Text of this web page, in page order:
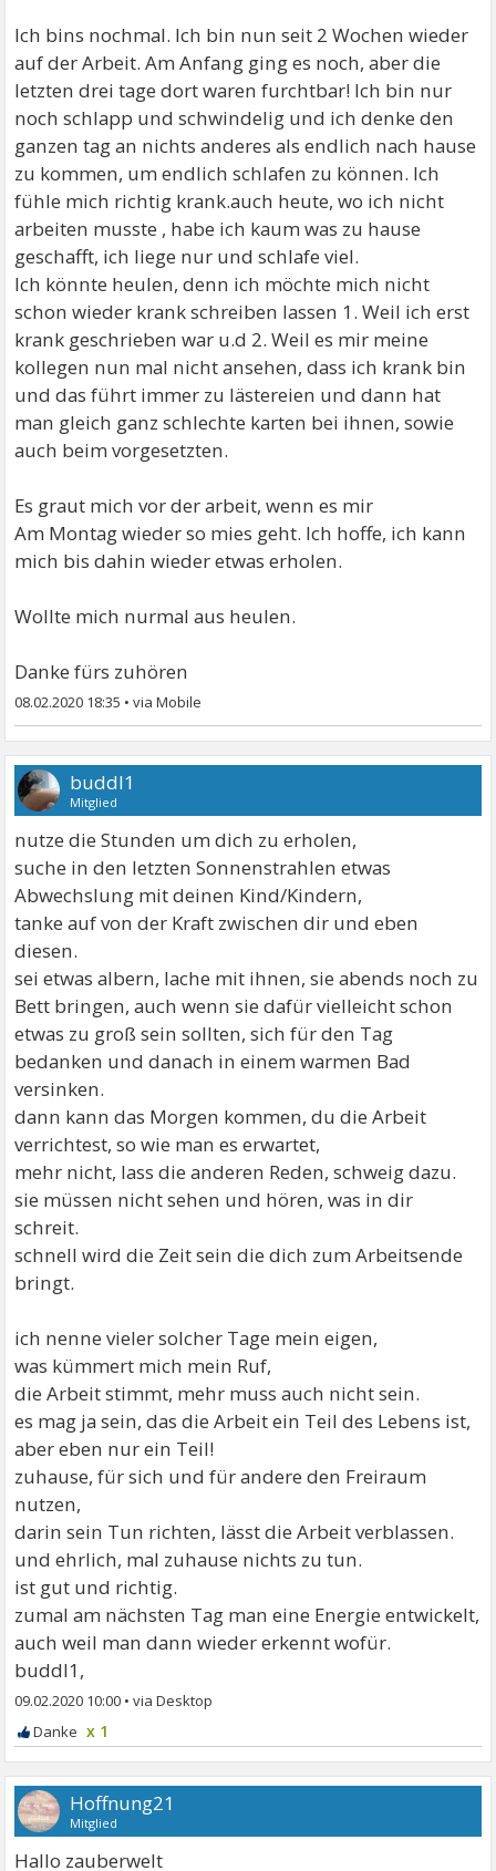
Ich bins nochmal. Ich bin nun seit 2 Wochen wieder
auf der Arbeit. Am Anfang ging es noch, aber die
letzten drei tage dort waren furchtbar! Ich bin nur
noch schlapp und schwindelig und ich denke den
ganzen tag an nichts anderes als endlich nach hause
zu kommen, um endlich schlafen zu können. Ich
fühle mich richtig krank.auch heute, wo ich nicht
arbeiten musste , habe ich kaum was zu hause
geschafft, ich liege nur und schlafe viel.
Ich könnte heulen, denn ich möchte mich nicht
schon wieder krank schreiben lassen 1. Weil ich erst
krank geschrieben war u.d 2. Weil es mir meine
kollegen nun mal nicht ansehen, dass ich krank bin
und das führt immer zu lästereien und dann hat
man gleich ganz schlechte karten bei ihnen, sowie
auch beim vorgesetzten.
Es graut mich vor der arbeit, wenn es mir
Am Montag wieder so mies geht. Ich hoffe, ich kann
mich bis dahin wieder etwas erholen.
Wollte mich nurmal aus heulen.
Danke fürs zuhören
08.02.2020 18:35 •
buddl1
Mitglied
nutze die Stunden um dich zu erholen,
suche in den letzten Sonnenstrahlen etwas
Abwechslung mit deinen Kind/Kindern,
tanke auf von der Kraft zwischen dir und eben
diesen.
sei etwas albern, lache mit ihnen, sie abends noch zu
Bett bringen, auch wenn sie dafür vielleicht schon
etwas zu groß sein sollten, sich für den Tag
bedanken und danach in einem warmen Bad
versinken.
dann kann das Morgen kommen, du die Arbeit
verrichtest, so wie man es erwartet,
mehr nicht, lass die anderen Reden, schweig dazu.
sie müssen nicht sehen und hören, was in dir
schreit.
schnell wird die Zeit sein die dich zum Arbeitsende
bringt.
ich nenne vieler solcher Tage mein eigen,
was kümmert mich mein Ruf,
die Arbeit stimmt, mehr muss auch nicht sein.
es mag ja sein, das die Arbeit ein Teil des Lebens ist,
aber eben nur ein Teil!
zuhause, für sich und für andere den Freiraum
nutzen,
darin sein Tun richten, lässt die Arbeit verblassen.
und ehrlich, mal zuhause nichts zu tun.
ist gut und richtig.
zumal am nächsten Tag man eine Energie entwickelt,
auch weil man dann wieder erkennt wofür.
buddl1,
09.02.2020 10:00 •
x 1
Hoffnung21
Mitglied
Hallo zauberwelt